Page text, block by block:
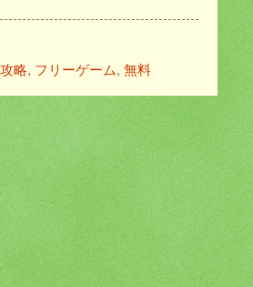
略, フリーゲーム, 無料